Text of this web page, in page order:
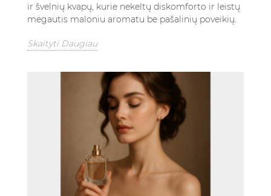
ir švelnių kvapų, kurie nekeltų diskomforto ir leistų
mėgautis maloniu aromatu be pašalinių poveikių.
Skaityti Daugiau